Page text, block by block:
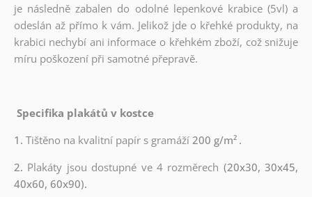
je následně zabalen do odolné lepenkové krabice (5vl) a
odeslán až přímo k vám. Jelikož jde o křehké produkty, na
krabici nechybí ani informace o křehkém zboží, což snižuje
míru poškození při samotné přepravě.
Specifika plakátů v kostce
1. Tištěno na kvalitní papír s gramáží200 g/m² .
2. Plakáty jsou dostupné ve 4 rozměrech (20x30, 30x45,
40x60, 60x90).